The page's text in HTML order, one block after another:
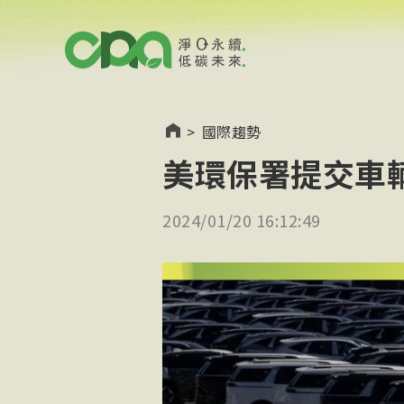
> 國際趨勢
美環保署提交車
2024/01/20 16:12:49